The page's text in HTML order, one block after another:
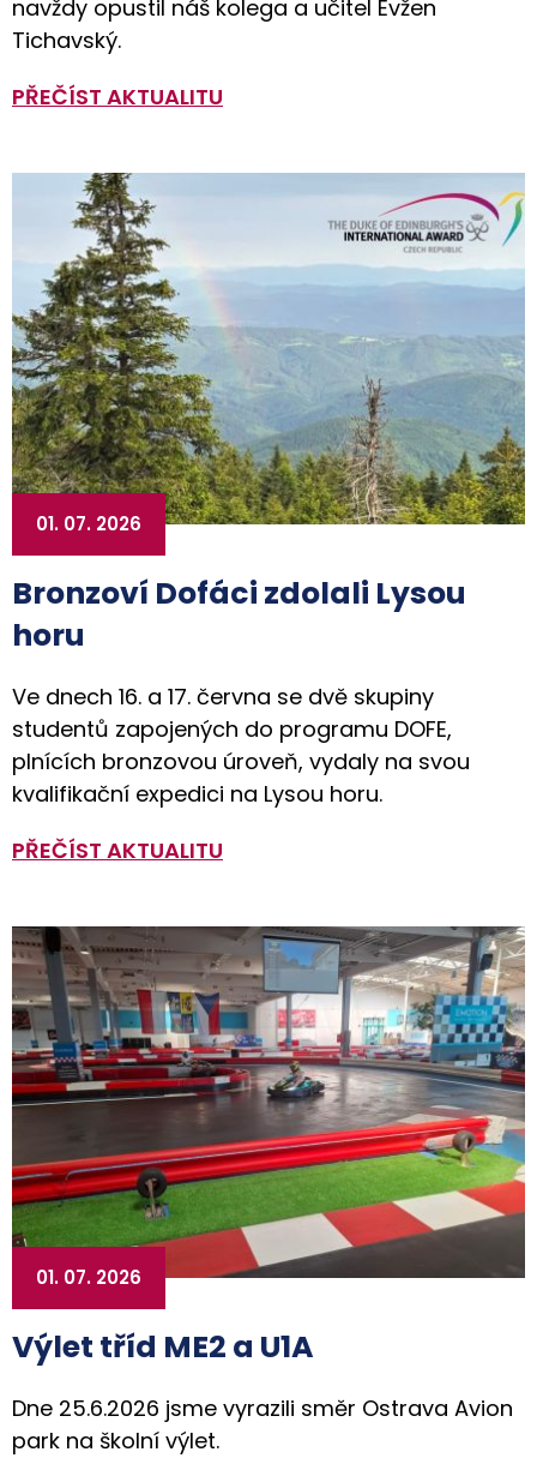
navždy opustil náš kolega a učitel Evžen
Tichavský.
PŘEČÍST AKTUALITU
Bronzoví Dofáci zdolali Lysou
horu
01. 07. 2026
Ve dnech 16. a 17. června se dvě skupiny
studentů zapojených do programu DOFE,
plnících bronzovou úroveň, vydaly na svou
kvalifikační expedici na Lysou horu.
PŘEČÍST AKTUALITU
Výlet tříd ME2 a U1A
01. 07. 2026
Dne 25.6.2026 jsme vyrazili směr Ostrava Avion
park na školní výlet.